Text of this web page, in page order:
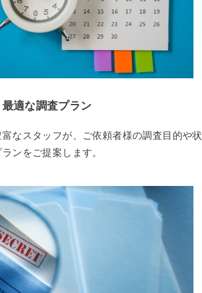
最適な調査プラン
なスタッフが、ご依頼者様の調査目的や状
ンをご提案します。